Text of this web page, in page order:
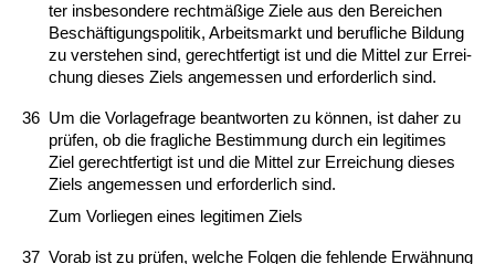
ter ins­be­son­de­re rechtmäßige Zie­le aus den Be­rei­chen
Beschäfti­gungs­po­li­tik, Ar­beits­markt und be­ruf­li­che Bil­dung
zu ver­ste­hen sind, ge­recht­fer­tigt ist und die Mit­tel zur Er­rei­
chung die­ses Ziels an­ge­mes­sen und er­for­der­lich sind.
36 Um die Vor­la­ge­fra­ge be­ant­wor­ten zu können, ist da­her zu
prüfen, ob die frag­li­che Be­stim­mung durch ein le­gi­ti­mes
Ziel ge­recht­fer­tigt ist und die Mit­tel zur Er­rei­chung die­ses
Ziels an­ge­mes­sen und er­for­der­lich sind.
Zum Vor­lie­gen ei­nes le­gi­ti­men Ziels
37 Vor­ab ist zu prüfen, wel­che Fol­gen die feh­len­de Erwähnung